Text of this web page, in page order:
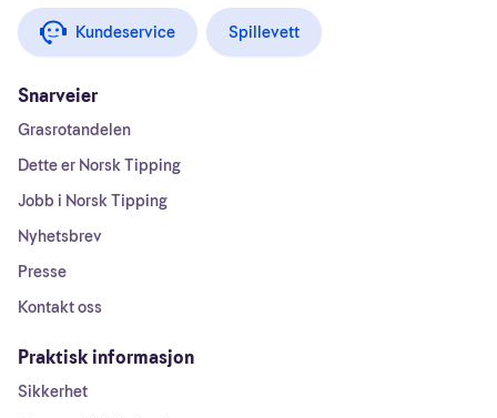
Kundeservice Spillevett
Snarveier
Grasrotandelen
Dette er Norsk Tipping
Jobb i Norsk Tipping
Nyhetsbrev
Presse
Kontakt oss
Praktisk informasjon
Sikkerhet